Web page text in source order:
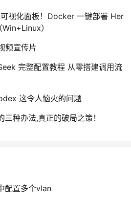
视化面板！Docker 一键部署 Her
）
频宣传片
完整配置教程 从零搭建调用流
这令人恼火的问题
种办法,真正的破局之策！
配置多个vlan